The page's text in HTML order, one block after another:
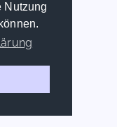
Nutzung